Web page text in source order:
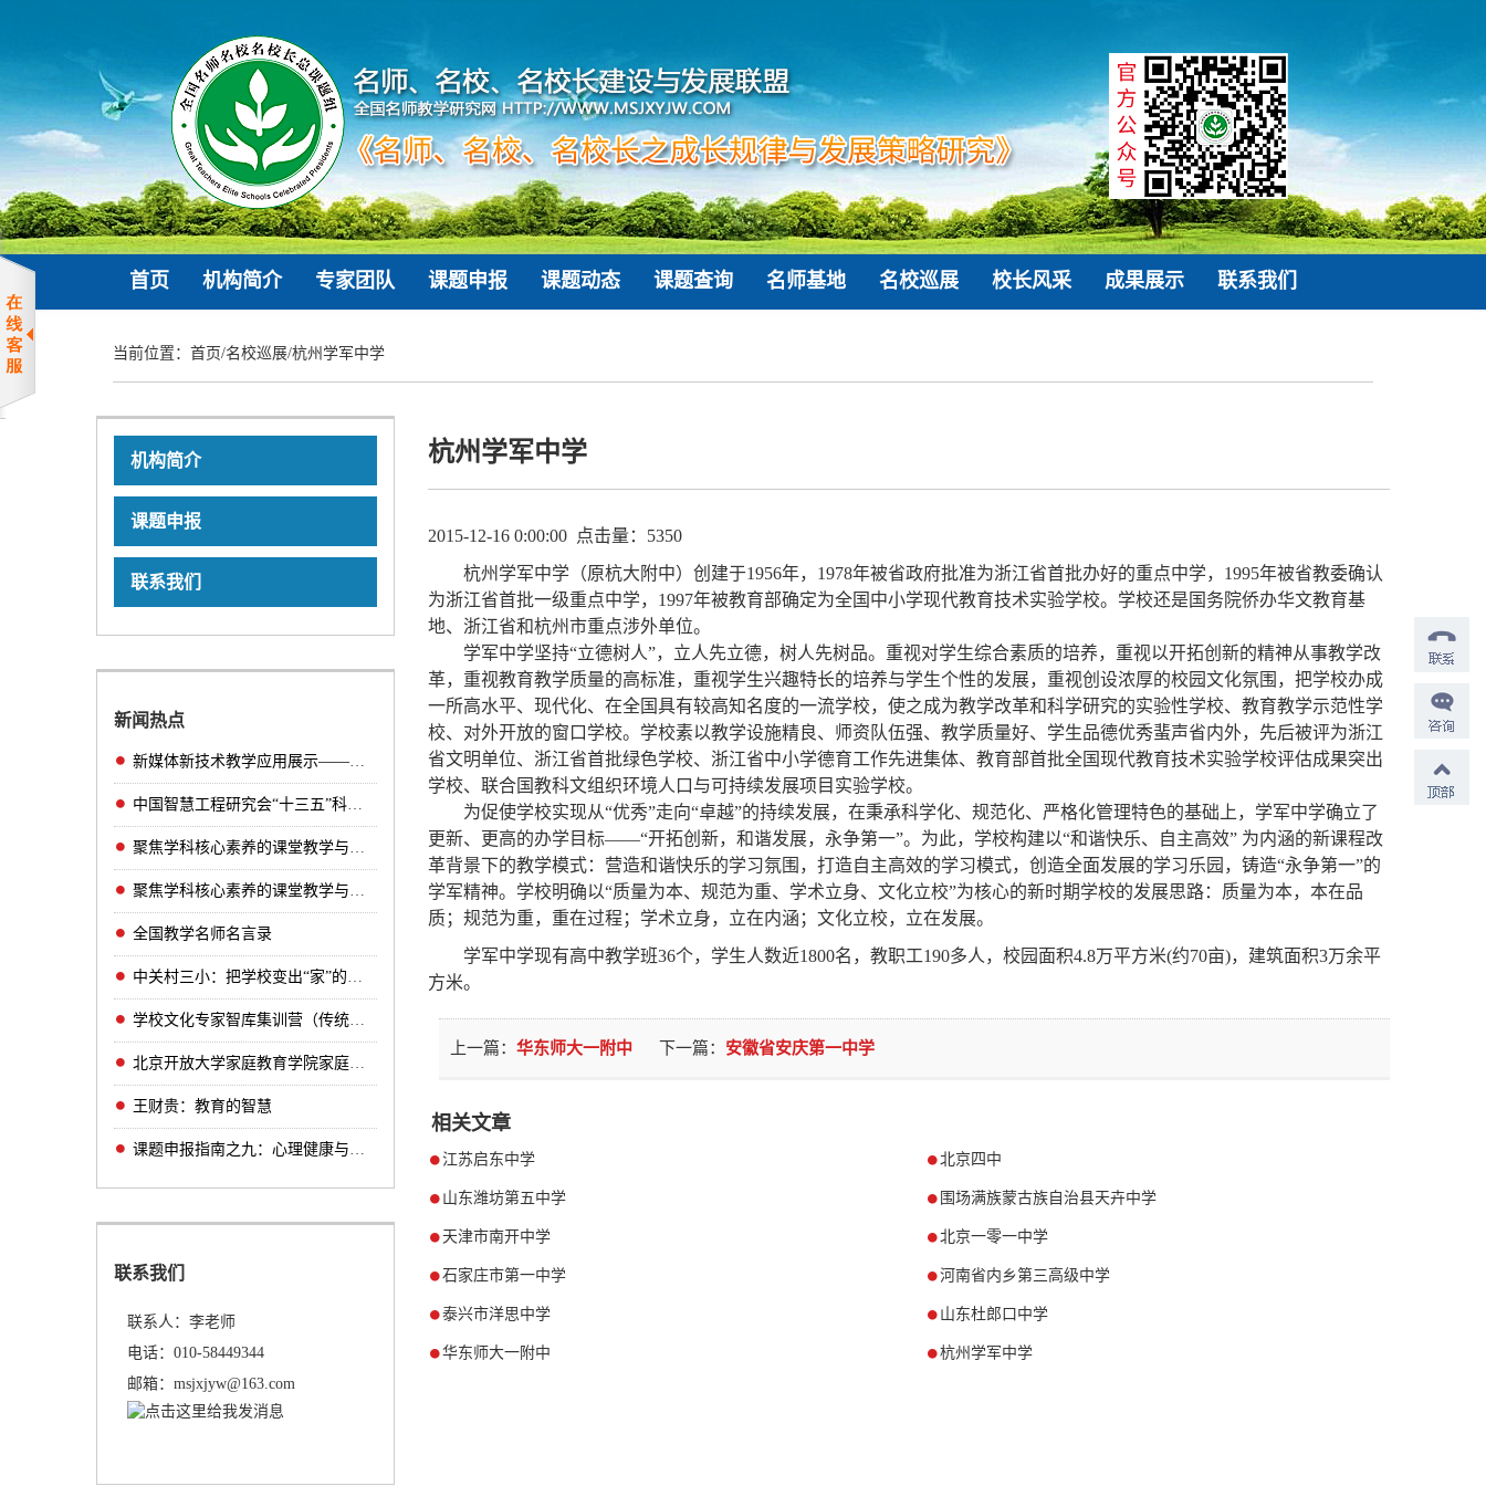
首页 机构简介 专家团队 课题申报 课题动态 课题查询 名师基地 名校巡展 校长风采 成果展示 联系我们
当前位置： 首页/名校巡展/杭州学军中学
机构简介
课题申报
联系我们
新闻热点
新媒体新技术教学应用展示——互动课堂精品课
中国智慧工程研究会“十三五”科研规划课题管
聚焦学科核心素养的课堂教学与研课磨课（小学
聚焦学科核心素养的课堂教学与研课磨课（初中
全国教学名师名言录
中关村三小：把学校变出“家”的味道！
学校文化专家智库集训营（传统文化主题学校方
北京开放大学家庭教育学院家庭教育实验综合项
王财贵：教育的智慧
课题申报指南之九：心理健康与卫生教育研究（
联系我们
联系人：李老师
电话：010-58449344
邮箱：msjxjyw@163.com
杭州学军中学
2015-12-16 0:00:00 点击量：5350
杭州学军中学（原杭大附中）创建于1956年，1978年被省政府批准为浙江省首批办好的重点中学，1995年被省教委确认
为浙江省首批一级重点中学，1997年被教育部确定为全国中小学现代教育技术实验学校。学校还是国务院侨办华文教育基
地、浙江省和杭州市重点涉外单位。
学军中学坚持“立德树人”，立人先立德，树人先树品。重视对学生综合素质的培养，重视以开拓创新的精神从事教学改
革，重视教育教学质量的高标准，重视学生兴趣特长的培养与学生个性的发展，重视创设浓厚的校园文化氛围，把学校办成
一所高水平、现代化、在全国具有较高知名度的一流学校，使之成为教学改革和科学研究的实验性学校、教育教学示范性学
校、对外开放的窗口学校。学校素以教学设施精良、师资队伍强、教学质量好、学生品德优秀蜚声省内外，先后被评为浙江
省文明单位、浙江省首批绿色学校、浙江省中小学德育工作先进集体、教育部首批全国现代教育技术实验学校评估成果突出
学校、联合国教科文组织环境人口与可持续发展项目实验学校。
为促使学校实现从“优秀”走向“卓越”的持续发展，在秉承科学化、规范化、严格化管理特色的基础上，学军中学确立了
更新、更高的办学目标——“开拓创新，和谐发展，永争第一”。为此，学校构建以“和谐快乐、自主高效” 为内涵的新课程改
革背景下的教学模式：营造和谐快乐的学习氛围，打造自主高效的学习模式，创造全面发展的学习乐园，铸造“永争第一”的
学军精神。学校明确以“质量为本、规范为重、学术立身、文化立校”为核心的新时期学校的发展思路：质量为本，本在品
质；规范为重，重在过程；学术立身，立在内涵；文化立校，立在发展。
学军中学现有高中教学班36个，学生人数近1800名，教职工190多人，校园面积4.8万平方米(约70亩)，建筑面积3万余平
方米。
上一篇： 华东师大一附中 下一篇： 安徽省安庆第一中学
相关文章
江苏启东中学 北京四中
山东潍坊第五中学 围场满族蒙古族自治县天卉中学
天津市南开中学 北京一零一中学
石家庄市第一中学 河南省内乡第三高级中学
泰兴市洋思中学 山东杜郎口中学
华东师大一附中 杭州学军中学